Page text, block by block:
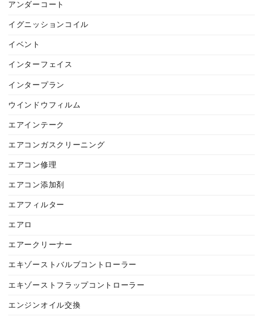
アンダーコート
イグニッションコイル
イベント
インターフェイス
インタープラン
ウインドウフィルム
エアインテーク
エアコンガスクリーニング
エアコン修理
エアコン添加剤
エアフィルター
エアロ
エアークリーナー
エキゾーストバルブコントローラー
エキゾーストフラップコントローラー
エンジンオイル交換